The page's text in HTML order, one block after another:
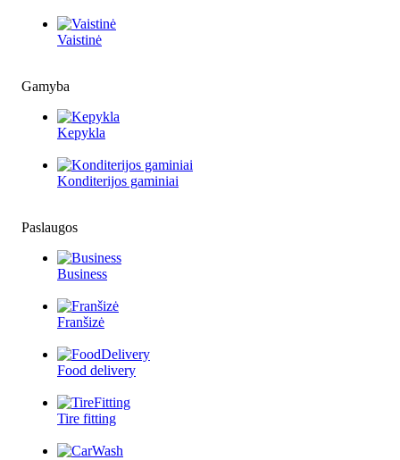
Vaistinė
Gamyba
Kepykla
Konditerijos gaminiai
Paslaugos
Business
Franšizė
Food delivery
Tire fitting